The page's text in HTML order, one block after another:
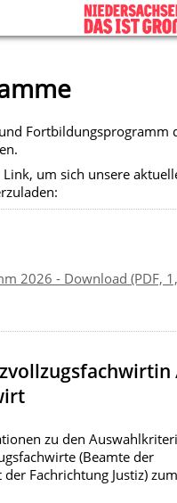
Fortbildungsprogramm
um sich unsere
2026 - Download (PDF,
zu den
(Beamte der
Fachrichtung Justiz)